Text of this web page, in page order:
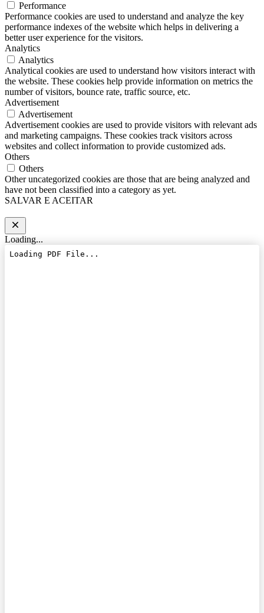
Performance
Performance cookies are used to understand and analyze the key
performance indexes of the website which helps in delivering a
better user experience for the visitors.
Analytics
Analytics
Analytical cookies are used to understand how visitors interact with
the website. These cookies help provide information on metrics the
number of visitors, bounce rate, traffic source, etc.
Advertisement
Advertisement
Advertisement cookies are used to provide visitors with relevant ads
and marketing campaigns. These cookies track visitors across
websites and collect information to provide customized ads.
Others
Others
Other uncategorized cookies are those that are being analyzed and
have not been classified into a category as yet.
SALVAR E ACEITAR
Loading...